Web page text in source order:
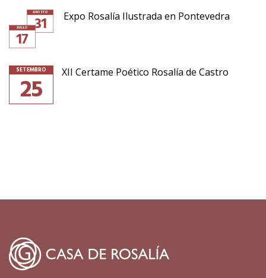
XULLO
17
AGOSTO
31 Expo Rosalía Ilustrada en Pontevedra
SETEMBRO
25 XII Certame Poético Rosalía de Castro